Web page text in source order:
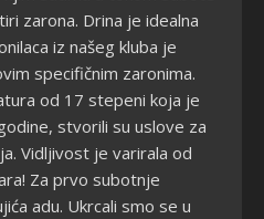
zarona. Drina je idealna
iz našeg kluba je
specifičnim zaronima.
od 17 stepeni koja je
stvorili su uslove za
Vidljivost je varirala od
Za prvo subotnje
adu. Ukrcali smo se u